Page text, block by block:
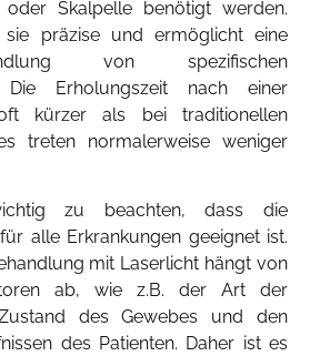
Skalpelle benötigt werden.
präzise und ermöglicht eine
von spezifischen
Die Erholungszeit nach einer
kürzer als bei traditionellen
treten normalerweise weniger
zu beachten, dass die
alle Erkrankungen geeignet ist.
mit Laserlicht hängt von
ab, wie z.B. der Art der
des Gewebes und den
des Patienten. Daher ist es